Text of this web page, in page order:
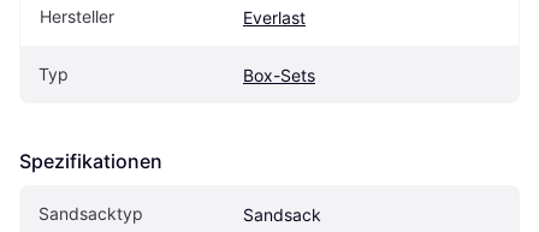
Hersteller Everlast
Typ Box-Sets
Spezifikationen
Sandsacktyp Sandsack